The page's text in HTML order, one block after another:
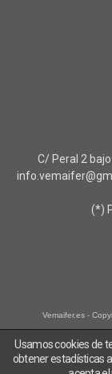
C/ Peral 2
(*)
Vemaifer.es -
Usamos cookies de
obtener estadísticas